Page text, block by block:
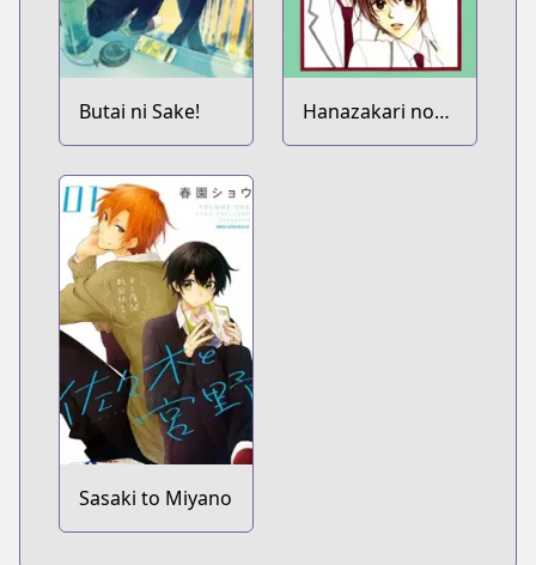
Butai ni Sake!
Hanazakari no
Kimitachi e
Sasaki to Miyano